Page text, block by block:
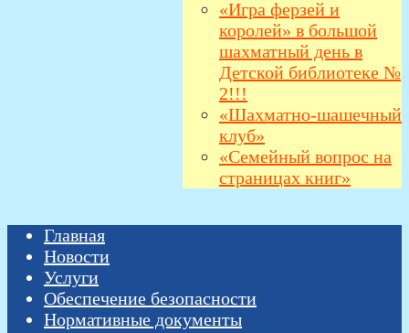
«Игра ферзей и
королей» в большой
шахматный день в
Детской библиотеке №
2!!!
«Шахматно-шашечный
клуб»
«Семейный вопрос на
страницах книг»
Главная
Новости
Услуги
Обеспечение безопасности
Нормативные документы